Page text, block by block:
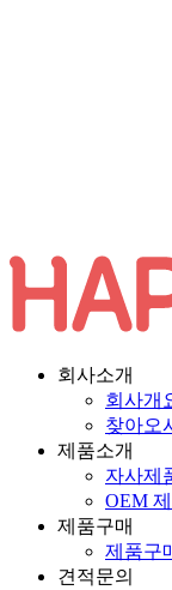
회사소개
회사개
찾아오
제품소개
자사제
OEM
제품구매
제품구
견적문의